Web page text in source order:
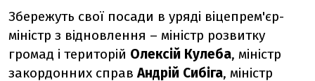
Збережуть свої посади в уряді віцепрем'єр-
міністр з відновлення – міністр розвитку
громад і територій Олексій Кулеба, міністр
закордонних справ Андрій Сибіга, міністр